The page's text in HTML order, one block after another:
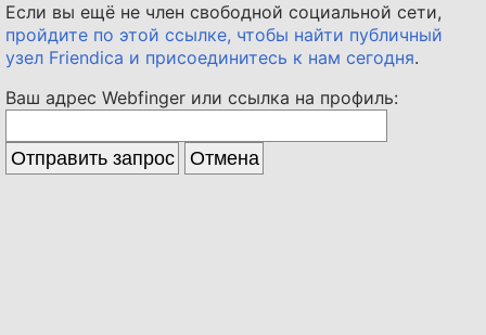
Если вы ещё не член свободной социальной сети,
пройдите по этой ссылке, чтобы найти публичный
узел Friendica и присоединитесь к нам сегодня.
Ваш адрес Webfinger или ссылка на профиль: